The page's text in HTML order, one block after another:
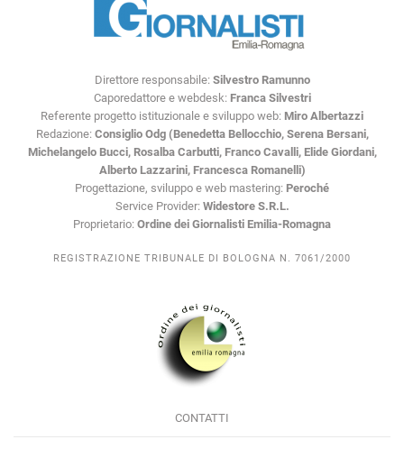
Direttore responsabile: Silvestro Ramunno
Caporedattore e webdesk: Franca Silvestri
Referente progetto istituzionale e sviluppo web: Miro Albertazzi
Redazione: Consiglio Odg (Benedetta Bellocchio, Serena Bersani,
Michelangelo Bucci, Rosalba Carbutti, Franco Cavalli, Elide Giordani,
Alberto Lazzarini, Francesca Romanelli)
Progettazione, sviluppo e web mastering: Peroché
Service Provider: Widestore S.R.L.
Proprietario: Ordine dei Giornalisti Emilia-Romagna
REGISTRAZIONE TRIBUNALE DI BOLOGNA N. 7061/2000
CONTATTI